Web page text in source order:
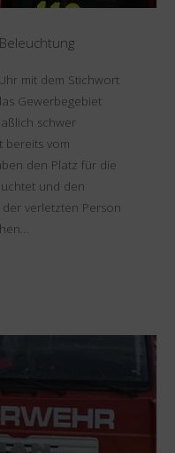
mit dem Stichwort
Gewerbegebiet
schwer
bereits vom
den Platz für die
und den
verletzten Person